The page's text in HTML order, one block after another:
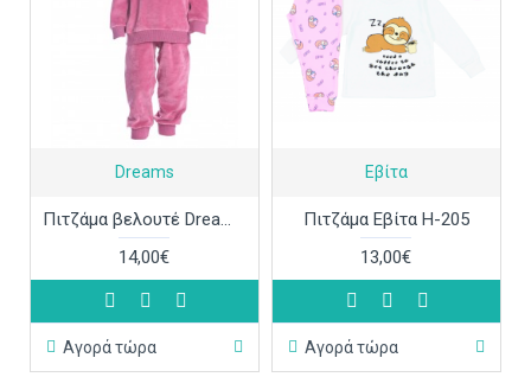
Dreams
Πιτζάμα βελουτέ Dreams 2273101
14,00€
Αγορά τώρα
Εβίτα
Πιτζάμα Εβίτα Η-205
13,00€
Αγορά τώρα